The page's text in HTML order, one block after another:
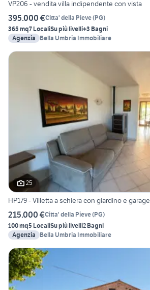
VP206 - vendita villa indipendente con vista
395.000 €Citta' della Pieve(PG)
365 mq7 LocaliSu più livelli+3 Bagni
Agenzia
Bella Umbria Immobiliare
25
HP179 - Villetta a schiera con giardino e garage
215.000 €Citta' della Pieve(PG)
100 mq5 LocaliSu più livelli2 Bagni
Agenzia
Bella Umbria Immobiliare